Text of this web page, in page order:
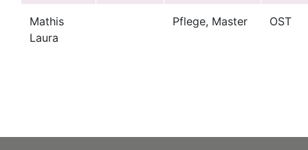
Mathis
Laura
Pflege, Master OST